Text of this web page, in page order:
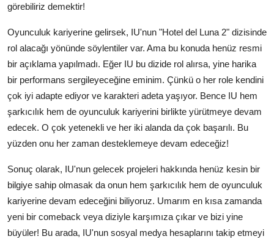
görebiliriz demektir!
Oyunculuk kariyerine gelirsek, IU'nun "Hotel del Luna 2" dizisinde
rol alacağı yönünde söylentiler var. Ama bu konuda henüz resmi
bir açıklama yapılmadı. Eğer IU bu dizide rol alırsa, yine harika
bir performans sergileyeceğine eminim. Çünkü o her role kendini
çok iyi adapte ediyor ve karakteri adeta yaşıyor. Bence IU hem
şarkıcılık hem de oyunculuk kariyerini birlikte yürütmeye devam
edecek. O çok yetenekli ve her iki alanda da çok başarılı. Bu
yüzden onu her zaman desteklemeye devam edeceğiz!
Sonuç olarak, IU'nun gelecek projeleri hakkında henüz kesin bir
bilgiye sahip olmasak da onun hem şarkıcılık hem de oyunculuk
kariyerine devam edeceğini biliyoruz. Umarım en kısa zamanda
yeni bir comeback veya diziyle karşımıza çıkar ve bizi yine
büyüler! Bu arada, IU'nun sosyal medya hesaplarını takip etmeyi